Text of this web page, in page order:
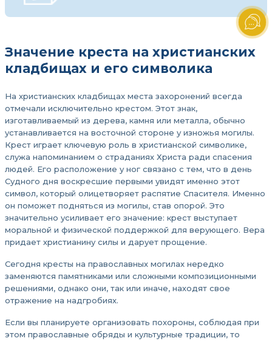
Значение креста на христианских
кладбищах и его символика
На христианских кладбищах места захоронений всегда
отмечали исключительно крестом. Этот знак,
изготавливаемый из дерева, камня или металла, обычно
устанавливается на восточной стороне у изножья могилы.
Крест играет ключевую роль в христианской символике,
служа напоминанием о страданиях Христа ради спасения
людей. Его расположение у ног связано с тем, что в день
Судного дня воскресшие первыми увидят именно этот
символ, который олицетворяет распятие Спасителя. Именно
он поможет подняться из могилы, став опорой. Это
значительно усиливает его значение: крест выступает
моральной и физической поддержкой для верующего. Вера
придает христианину силы и дарует прощение.
Сегодня кресты на православных могилах нередко
заменяются памятниками или сложными композиционными
решениями, однако они, так или иначе, находят свое
отражение на надгробиях.
Если вы планируете организовать похороны, соблюдая при
этом православные обряды и культурные традиции, то